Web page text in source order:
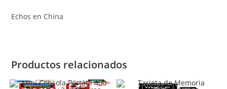
Echos en China
Productos relacionados